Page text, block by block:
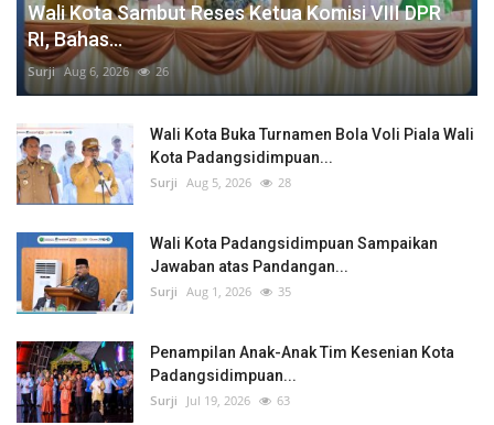
Wali Kota Sambut Reses Ketua Komisi VIII DPR
RI, Bahas...
Surji Aug 6, 2026 26
Wali Kota Buka Turnamen Bola Voli Piala Wali
Kota Padangsidimpuan...
Surji Aug 5, 2026 28
Wali Kota Padangsidimpuan Sampaikan
Jawaban atas Pandangan...
Surji Aug 1, 2026 35
Penampilan Anak-Anak Tim Kesenian Kota
Padangsidimpuan...
Surji Jul 19, 2026 63